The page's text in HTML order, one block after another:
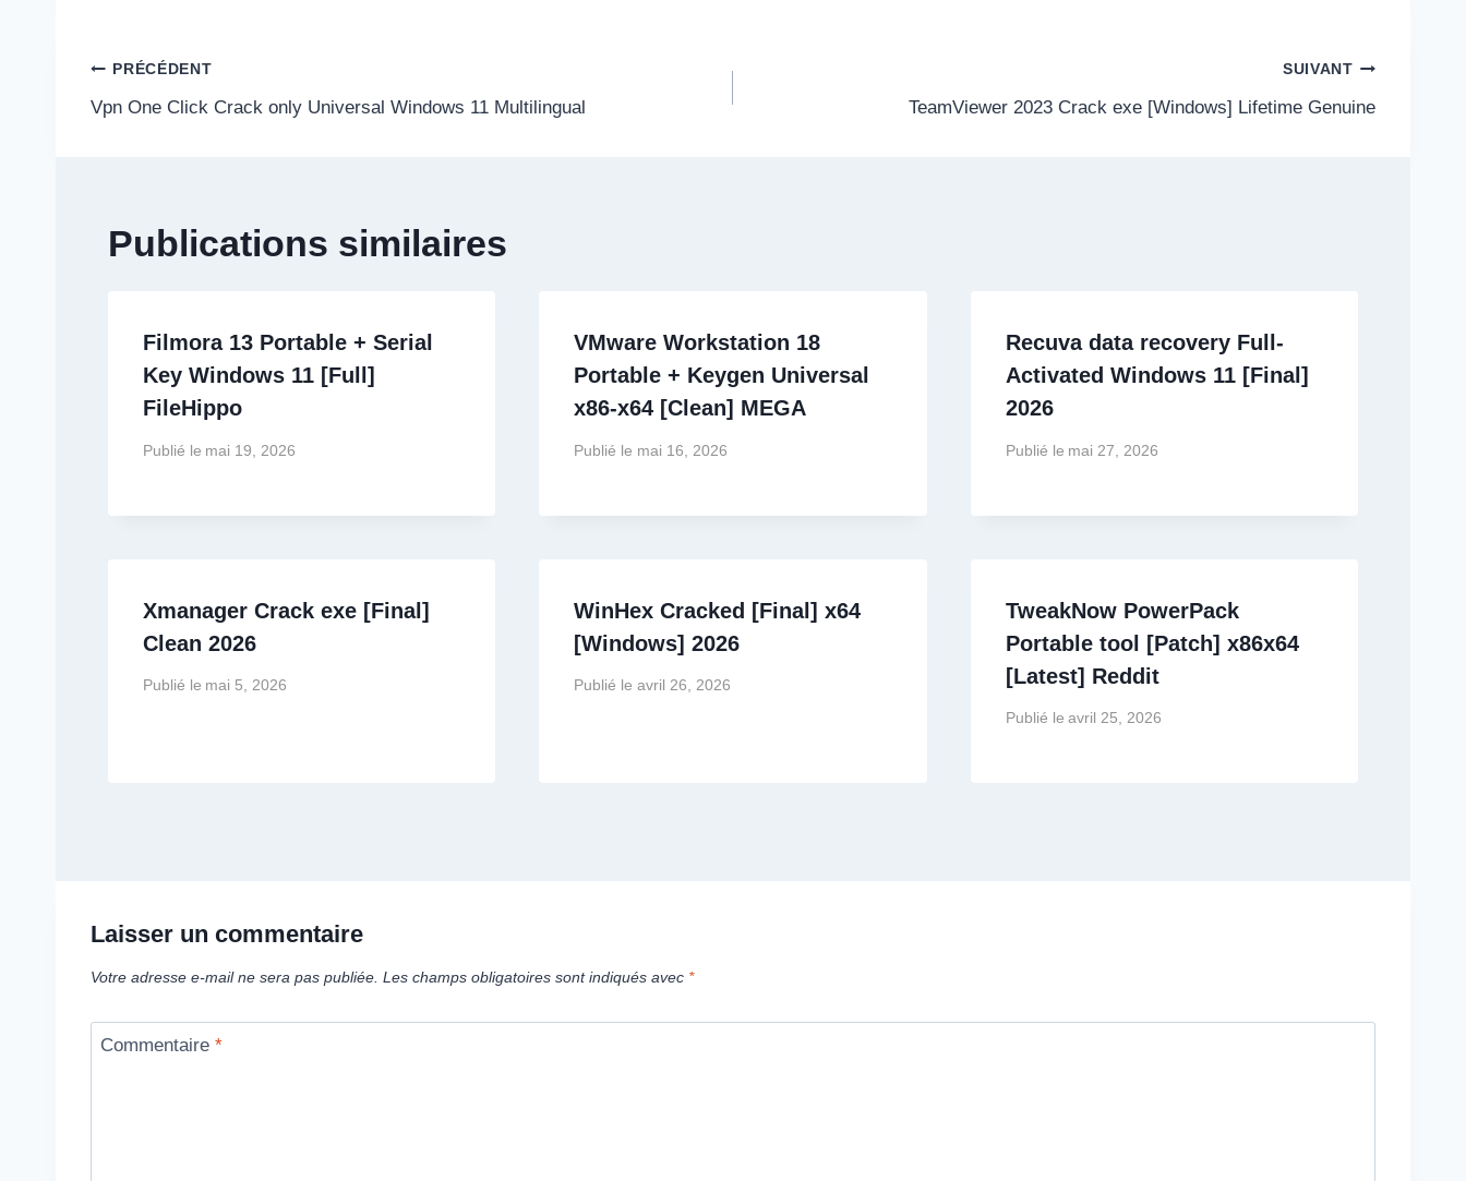
Navigation
de
PRÉCÉDENT
Vpn One Click Crack only Universal Windows 11 Multilingual
SUIVANT
TeamViewer 2023 Crack exe [Windows] Lifetime Genuine
Publications similaires
Filmora 13 Portable + Serial
Key Windows 11 [Full]
FileHippo
Publié le mai 19, 2026
VMware Workstation 18
Portable + Keygen Universal
x86-x64 [Clean] MEGA
Publié le mai 16, 2026
Recuva data recovery Full-
Activated Windows 11 [Final]
2026
Publié le mai 27, 2026
Xmanager Crack exe [Final]
Clean 2026
Publié le mai 5, 2026
WinHex Cracked [Final] x64
[Windows] 2026
Publié le avril 26, 2026
TweakNow PowerPack
Portable tool [Patch] x86x64
[Latest] Reddit
Publié le avril 25, 2026
Laisser un commentaire
Votre adresse e-mail ne sera pas publiée. Les champs obligatoires sont indiqués avec *
Commentaire *